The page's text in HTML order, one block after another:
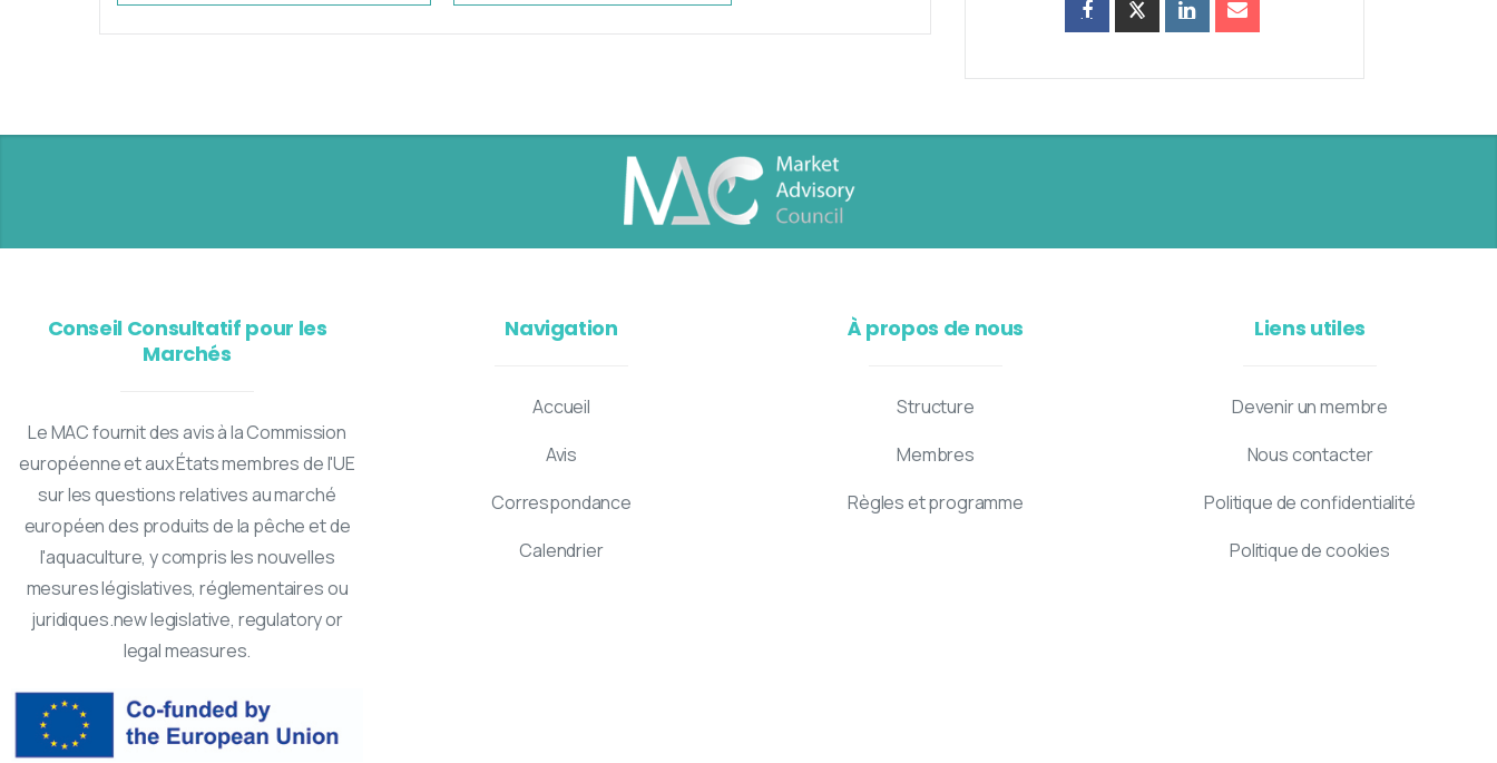
Conseil Consultatif pour les
Marchés
Le MAC fournit des avis à la Commission
européenne et aux États membres de l'UE
sur les questions relatives au marché
européen des produits de la pêche et de
l'aquaculture, y compris les nouvelles
mesures législatives, réglementaires ou
juridiques.new legislative, regulatory or
legal measures.
Navigation
Accueil
Avis
Correspondance
Calendrier
À propos de nous
Structure
Membres
Règles et programme
Liens utiles
Devenir un membre
Nous contacter
Politique de confidentialité
Politique de cookies